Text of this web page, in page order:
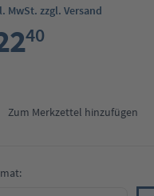
MwSt. zzgl. Versand
40
Zum Merkzettel hinzufügen